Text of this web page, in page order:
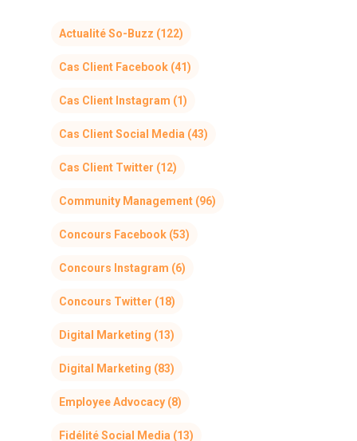
Actualité So-Buzz (122)
Cas Client Facebook (41)
Cas Client Instagram (1)
Cas Client Social Media (43)
Cas Client Twitter (12)
Community Management (96)
Concours Facebook (53)
Concours Instagram (6)
Concours Twitter (18)
Digital Marketing (13)
Digital Marketing (83)
Employee Advocacy (8)
Fidélité Social Media (13)